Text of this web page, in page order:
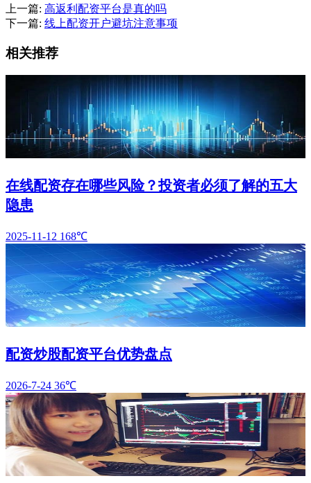
上一篇: 高返利配资平台是真的吗
下一篇: 线上配资开户避坑注意事项
相关推荐
在线配资存在哪些风险？投资者必须了解的五大
隐患
2025-11-12 168℃
配资炒股配资平台优势盘点
2026-7-24 36℃